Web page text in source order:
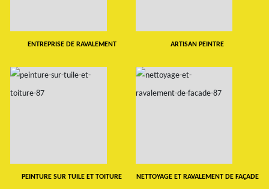
ENTREPRISE DE RAVALEMENT ARTISAN PEINTRE
PEINTURE SUR TUILE ET TOITURE NETTOYAGE ET RAVALEMENT DE FAÇADE